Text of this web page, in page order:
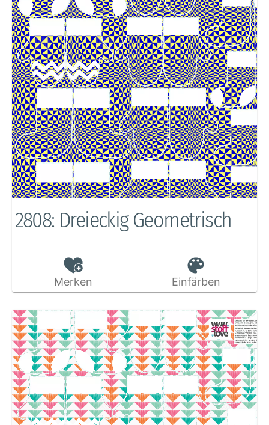
2808: Dreieckig Geometrisch
Merken Einfärben